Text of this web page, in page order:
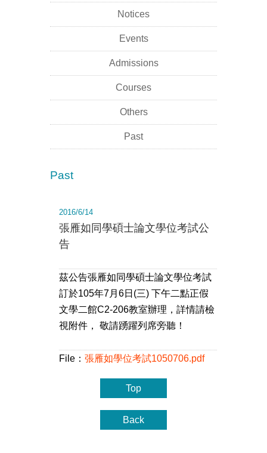
Notices
Events
Admissions
Courses
Others
Past
Past
2016/6/14
張雁如同學碩士論文學位考試公
告
茲公告張雁如同學碩士論文學位考試
訂於105年7月6日(三) 下午二點正假
文學二館C2-206教室辦理，詳情請檢
視附件， 敬請踴躍列席旁聽！
File： 張雁如學位考試1050706.pdf
Top
Back